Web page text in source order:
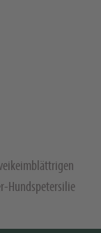
Hundspetersilie